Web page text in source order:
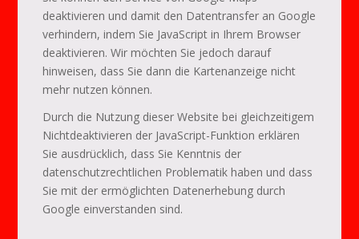
deaktivieren und damit den Datentransfer an Google
verhindern, indem Sie JavaScript in Ihrem Browser
deaktivieren. Wir möchten Sie jedoch darauf
hinweisen, dass Sie dann die Kartenanzeige nicht
mehr nutzen können.
Durch die Nutzung dieser Website bei gleichzeitigem
Nichtdeaktivieren der JavaScript-Funktion erklären
Sie ausdrücklich, dass Sie Kenntnis der
datenschutzrechtlichen Problematik haben und dass
Sie mit der ermöglichten Datenerhebung durch
Google einverstanden sind.